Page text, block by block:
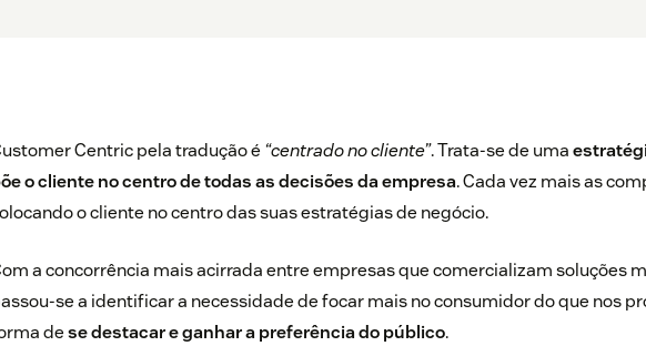
Centric pela tradução é “centrado no cliente”. Trata-se de uma
o cliente no centro de todas as decisões da empresa. Cada vez mais as
o cliente no centro das suas estratégias de negócio.
a concorrência mais acirrada entre empresas que comercializam soluções
se a identificar a necessidade de focar mais no consumidor do que nos
dese destacar e ganhar a preferência do público.